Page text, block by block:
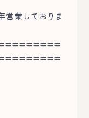
営業しておりま